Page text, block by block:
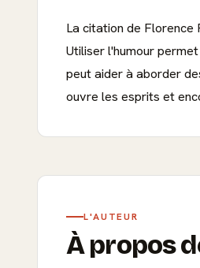
La citation de Florence
Utiliser l'humour
peut aider à aborder
ouvre les esprits et
L'AUTEUR
À propos